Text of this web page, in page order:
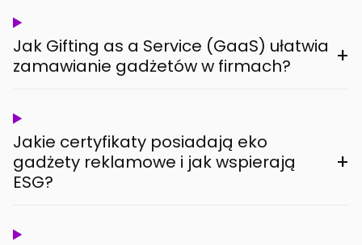
Jak Gifting as a Service (GaaS) ułatwia
zamawianie gadżetów w firmach?
+
Jakie certyfikaty posiadają eko
gadżety reklamowe i jak wspierają
ESG?
+